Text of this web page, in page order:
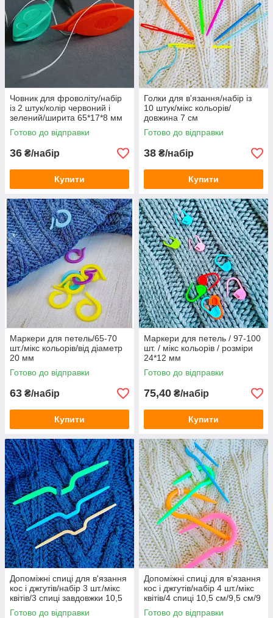
Човник для фроволіту/набір
із 2 штук/колір червоний і
зелений/ширита 65*17*8 мм
Готово до відправки
36 ₴/набір
Купити
Голки для в'язання/набір із
10 штук/мікс кольорів/
довжина 7 см
Готово до відправки
38 ₴/набір
Купити
Маркери для петель/65-70
шт./мікс кольорів/від діаметр
20 мм
Готово до відправки
63 ₴/набір
Купити
Маркери для петель / 97-100
шт. / мікс кольорів / розміри
24*12 мм
Готово до відправки
75,40 ₴/набір
Купити
Допоміжні спиці для в'язання
кос і джгутів/набір 3 шт./мікс
квітів/3 спиці завдовжки 10,5
см/9,5 см/9 см
Готово до відправки
Допоміжні спиці для в'язання
кос і джгутів/набір 4 шт./мікс
квітів/4 спиці 10,5 см/9,5 см/9
см/8 см
Готово до відправки